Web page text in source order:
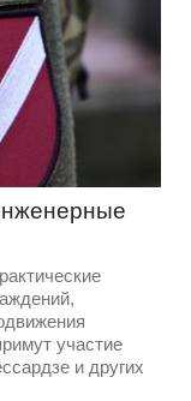
участие
и других